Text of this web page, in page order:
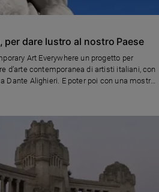
dare lustro al nostro Paese
Art Everywhere un progetto per
d’arte contemporanea di artisti italiani, con
Dante Alighieri. E poter poi con una mostra